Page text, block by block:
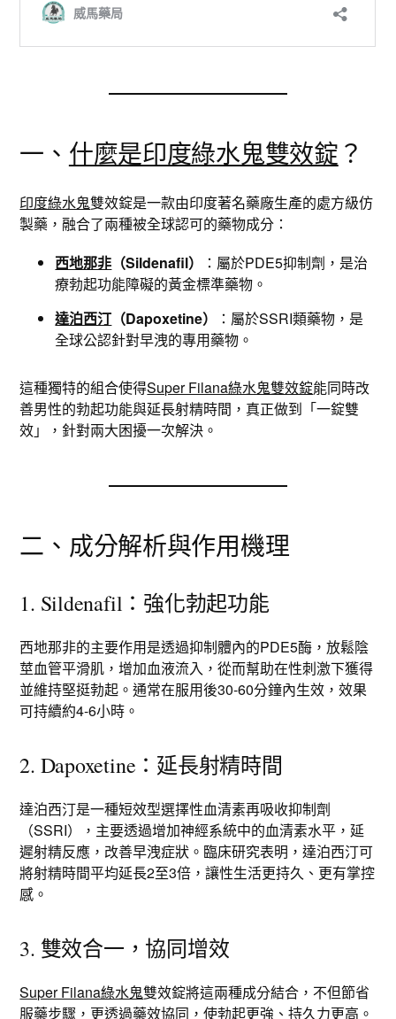
一、 什麼是印度綠水鬼雙效錠 ？
印度綠水鬼雙效錠是一款由印度著名藥廠生產的處方級仿
製藥，融合了兩種被全球認可的藥物成分：
西地那非 （Sildenafil）
：屬於PDE5抑制劑，是治
療勃起功能障礙的黃金標準藥物。
達泊西汀 （Dapoxetine）
：屬於SSRI類藥物，是
全球公認針對早洩的專用藥物。
這種獨特的組合使得Super Filana綠水鬼雙效錠能同時改
善男性的勃起功能與延長射精時間，真正做到「一錠雙
效」，針對兩大困擾一次解決。
二、成分解析與作用機理
1. Sildenafil：強化勃起功能
西地那非的主要作用是透過抑制體內的PDE5酶，放鬆陰
莖血管平滑肌，增加血液流入，從而幫助在性刺激下獲得
並維持堅挺勃起。通常在服用後30-60分鐘內生效，效果
可持續約4-6小時。
2. Dapoxetine：延長射精時間
達泊西汀是一種短效型選擇性血清素再吸收抑制劑
（SSRI），主要透過增加神經系統中的血清素水平，延
遲射精反應，改善早洩症狀。臨床研究表明，達泊西汀可
將射精時間平均延長2至3倍，讓性生活更持久、更有掌控
感。
3. 雙效合一，協同增效
Super Filana綠水鬼雙效錠將這兩種成分結合，不但節省
服藥步驟，更透過藥效協同，使勃起更強、持久力更高。